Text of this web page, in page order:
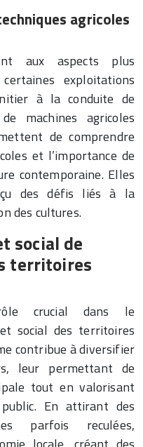
agricoles
aux aspects plus
exploitations
à la conduite de
machines agricoles
de comprendre
et l’importance de
contemporaine. Elles
des défis liés à la
des cultures.
social de
territoires
crucial dans le
social des territoires
contribue à diversifier
leur permettant de
tout en valorisant
En attirant des
parfois reculées,